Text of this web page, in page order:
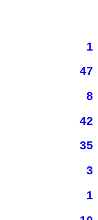
1
47
8
42
35
3
1